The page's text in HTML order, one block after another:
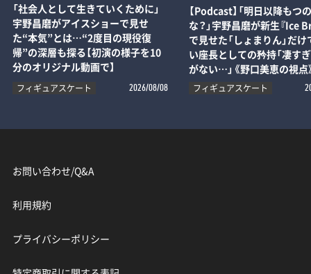
「社会人として生きていくために」
宇野昌磨がアイスショーで見せ
た“本気”とは…“2度目の現役復
帰”の深層も探る【初演の様子を10
分のオリジナル動画で】
フィギュアスケート 2026/08/08
【Podcast】「明日以降もつ
な？」宇野昌磨が新生『Ice
で見せた「しょまりん」だ
い座長としての矜持「凄す
がない…」《野口美恵の視点
フィギュアスケート
お問い合わせ/Q&A
利用規約
プライバシーポリシー